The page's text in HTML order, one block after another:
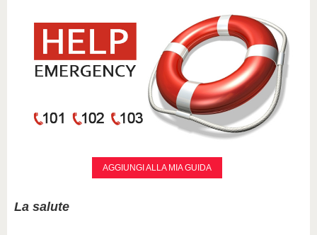
AGGIUNGI ALLA MIA GUIDA
La salute